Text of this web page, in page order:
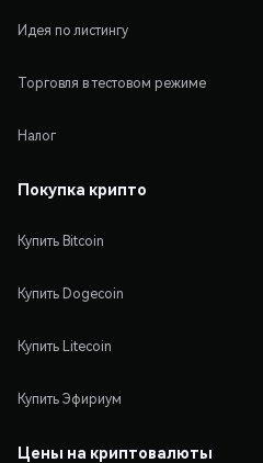
Идея по листингу
Торговля в тестовом режиме
Налог
Покупка крипто
Купить Bitcoin
Купить Dogecoin
Купить Litecoin
Купить Эфириум
Цены на криптовалюты